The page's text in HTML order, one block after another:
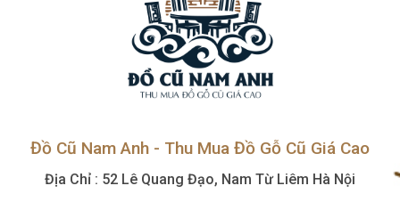
Đồ Cũ Nam Anh - Thu Mua Đồ Gỗ Cũ Giá Cao
Địa Chỉ : 52 Lê Quang Đạo, Nam Từ Liêm Hà Nội